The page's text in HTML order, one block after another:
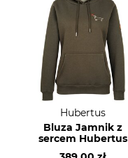
Hubertus
Bluza Jamnik z
sercem Hubertus